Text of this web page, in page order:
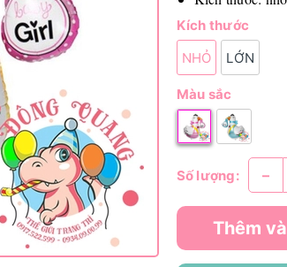
Kích thước
NHỎ
LỚN
Màu sắc
Số lượng: –
Thêm